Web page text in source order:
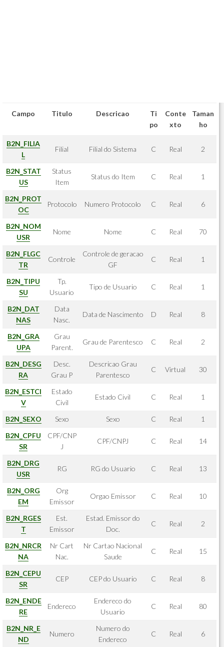
Campo Titulo Descricao
Ti
po
Conte
xto
Taman
ho
B2N_FILIA
L
Filial Filial do Sistema C Real 2
B2N_STAT
US
Status
Item
Status do Item C Real 1
B2N_PROT
OC
Protocolo Numero Protocolo C Real 6
B2N_NOM
USR
Nome Nome C Real 70
B2N_FLGC
TR
Controle
Controle de geracao
GF
C Real 1
B2N_TIPU
SU
Tp.
Usuario
Tipo de Usuario C Real 1
B2N_DAT
NAS
Data
Nasc.
Data de Nascimento D Real 8
B2N_GRA
UPA
Grau
Parent.
Grau de Parentesco C Real 2
B2N_DESG
RA
Desc.
Grau P
Descricao Grau
Parentesco
C Virtual 30
B2N_ESTCI
V
Estado
Civil
Estado Civil C Real 1
B2N_SEXO Sexo Sexo C Real
1
B2N_CPFU
SR
CPF/CNP
J
CPF/CNPJ C Real 14
B2N_DRG
USR
RG RG do Usuario C Real 13
B2N_ORG
EM
Org
Emissor
Orgao Emissor C Real 10
B2N_RGES
T
Est.
Emissor
Estad. Emissor do
Doc.
C Real 2
B2N_NRCR
NA
Nr Cart
Nac.
Nr Cartao Nacional
Saude
C Real 15
B2N_CEPU
SR
CEP CEP do Usuario C Real 8
B2N_ENDE
RE
Endereco
Endereco do
Usuario
C Real 80
B2N_NR_E
ND
Numero
Numero do
Endereco
C Real 6